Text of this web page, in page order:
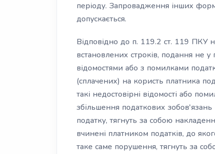
періоду. Запровадження інших
допускається.
Відповідно до п. 119.2 ст. 119 ПКУ
встановлених строків, подання не
відомостями або з помилками
(сплачених) на користь платника
такі недостовірні відомості або
збільшення податкових
податку, тягнуть за собою
вчинені платником податків, до
таке саме порушення, тягнуть за